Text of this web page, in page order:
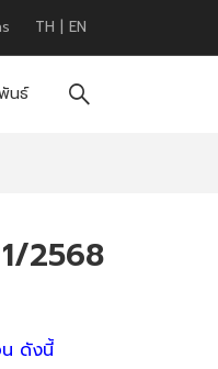
TH | EN
นธ์
2568
น ดังนี้